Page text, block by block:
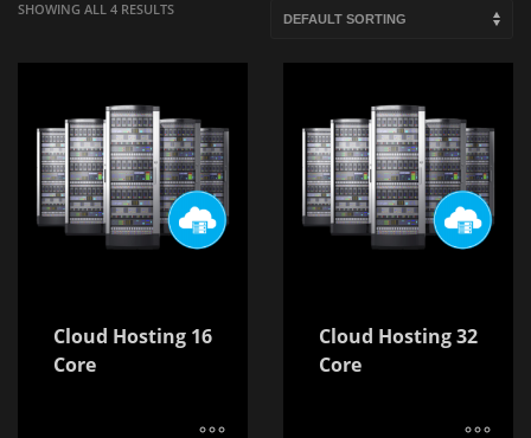
SHOWING ALL 4 RESULTS
Cloud Hosting 16
Core
Cloud Hosting 32
Core